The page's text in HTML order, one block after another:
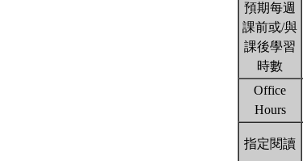
預期每週
課前或/與
課後學習
時數
Office
Hours
指定閱讀